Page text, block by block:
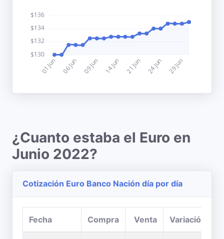
¿Cuanto estaba el Euro en
Junio 2022?
Cotización Euro Banco Nación día por día
Fecha Compra Venta Variación